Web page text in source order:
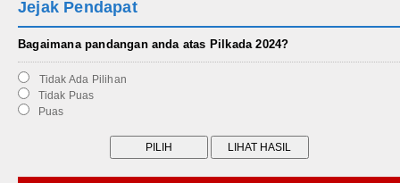
Jejak Pendapat
Bagaimana pandangan anda atas Pilkada 2024?
Tidak Ada Pilihan
Tidak Puas
Puas